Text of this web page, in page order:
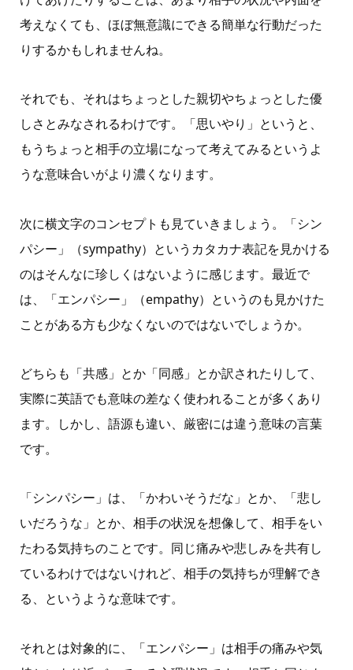
考えなくても、ほぼ無意識にできる簡単な行動だった
りするかもしれませんね。
それでも、それはちょっとした親切やちょっとした優
しさとみなされるわけです。「思いやり」というと、
もうちょっと相手の立場になって考えてみるというよ
うな意味合いがより濃くなります。
次に横文字のコンセプトも見ていきましょう。「シン
パシー」（sympathy）というカタカナ表記を見かける
のはそんなに珍しくはないように感じます。最近で
は、「エンパシー」（empathy）というのも見かけた
ことがある方も少なくないのではないでしょうか。
どちらも「共感」とか「同感」とか訳されたりして、
実際に英語でも意味の差なく使われることが多くあり
ます。しかし、語源も違い、厳密には違う意味の言葉
です。
「シンパシー」は、「かわいそうだな」とか、「悲し
いだろうな」とか、相手の状況を想像して、相手をい
たわる気持ちのことです。同じ痛みや悲しみを共有し
ているわけではないけれど、相手の気持ちが理解でき
る、というような意味です。
それとは対象的に、「エンパシー」は相手の痛みや気